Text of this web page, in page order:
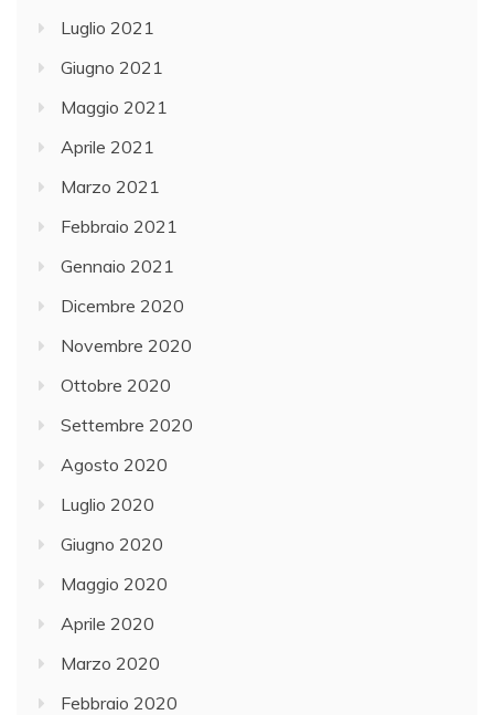
Luglio 2021
Giugno 2021
Maggio 2021
Aprile 2021
Marzo 2021
Febbraio 2021
Gennaio 2021
Dicembre 2020
Novembre 2020
Ottobre 2020
Settembre 2020
Agosto 2020
Luglio 2020
Giugno 2020
Maggio 2020
Aprile 2020
Marzo 2020
Febbraio 2020